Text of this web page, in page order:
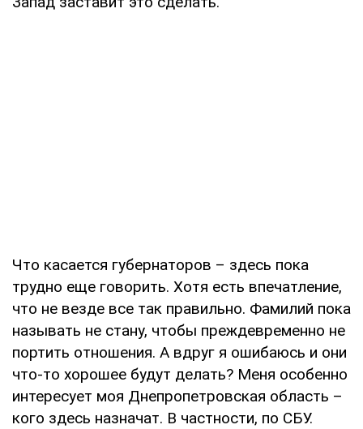
Что касается губернаторов – здесь пока
трудно еще говорить. Хотя есть впечатление,
что не везде все так правильно. Фамилий пока
называть не стану, чтобы преждевременно не
портить отношения. А вдруг я ошибаюсь и они
что-то хорошее будут делать? Меня особенно
интересует моя Днепропетровская область –
кого здесь назначат. В частности, по СБУ.